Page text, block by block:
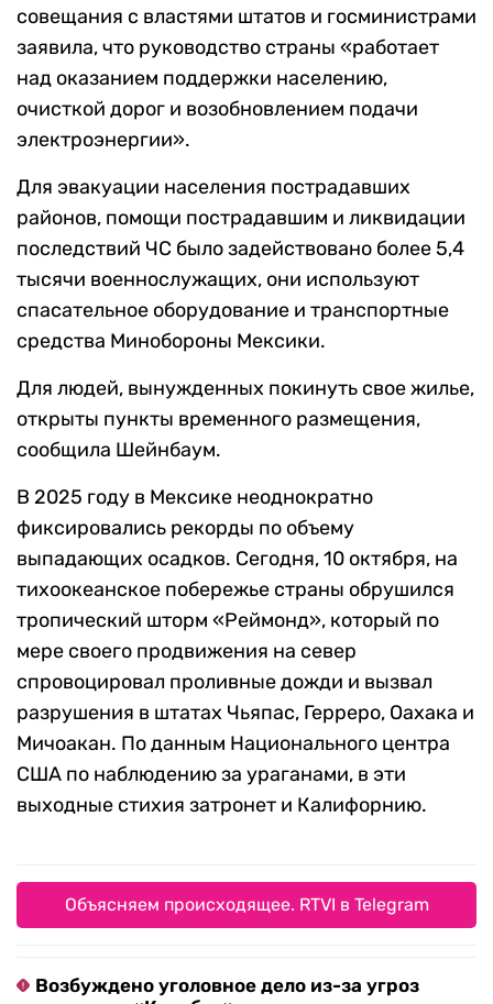
совещания с властями штатов и госминистрами
заявила, что руководство страны «работает
над оказанием поддержки населению,
очисткой дорог и возобновлением подачи
электроэнергии».
Для эвакуации населения пострадавших
районов, помощи пострадавшим и ликвидации
последствий ЧС было задействовано более 5,4
тысячи военнослужащих, они используют
спасательное оборудование и транспортные
средства Минобороны Мексики.
Для людей, вынужденных покинуть свое жилье,
открыты пункты временного размещения,
сообщила Шейнбаум.
В 2025 году в Мексике неоднократно
фиксировались рекорды по объему
выпадающих осадков. Сегодня, 10 октября, на
тихоокеанское побережье страны обрушился
тропический шторм «Реймонд», который по
мере своего продвижения на север
спровоцировал проливные дожди и вызвал
разрушения в штатах Чьяпас, Герреро, Оахака и
Мичоакан. По данным Национального центра
США по наблюдению за ураганами, в эти
выходные стихия затронет и Калифорнию.
Объясняем происходящее. RTVI в Telegram
Возбуждено уголовное дело из-за угроз